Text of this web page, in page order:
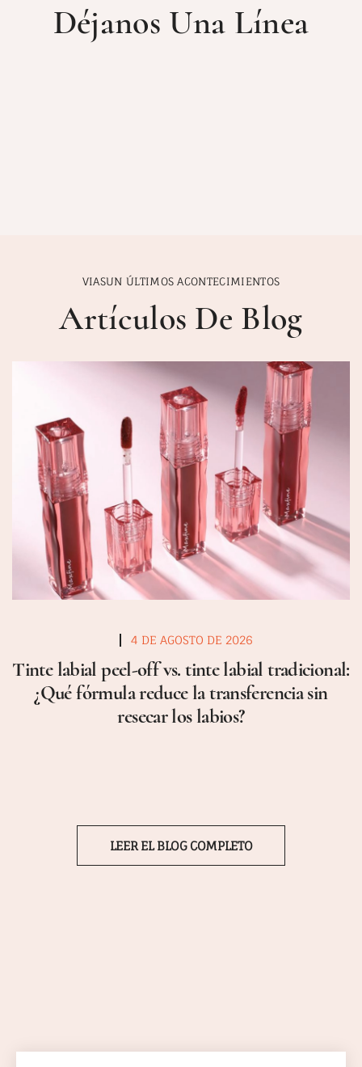
Déjanos Una Línea
VIASUN ÚLTIMOS ACONTECIMIENTOS
Artículos De Blog
4 DE AGOSTO DE 2026
Tinte labial peel-off vs. tinte labial tradicional:
¿Qué fórmula reduce la transferencia sin
resecar los labios?
LEER EL BLOG COMPLETO